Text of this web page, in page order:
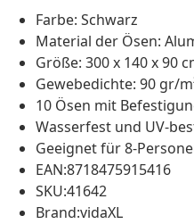
Farbe: Schwarz
Material der Ösen:
Größe: 300 x 140 x 90
Gewebedichte: 90 gr/
10 Ösen mit
Wasserfest und UV-
Geeignet für 8-
EAN:8718475915416
SKU:41642
Brand:vidaXL